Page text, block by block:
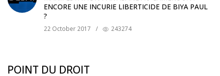
ENCORE UNE INCURIE LIBERTICIDE DE BIYA PAUL
?
22 October 2017 / 243274
POINT DU DROIT